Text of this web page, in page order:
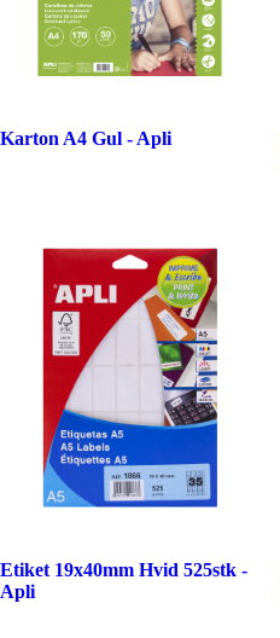
Karton A4 Gul - Apli
Etiket 19x40mm Hvid 525stk -
Apli